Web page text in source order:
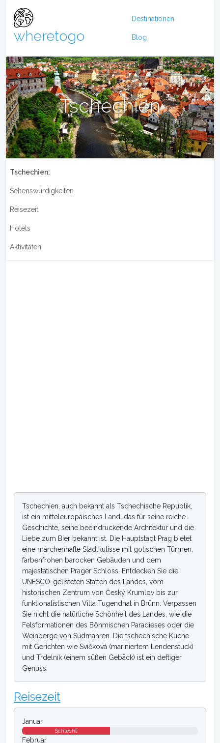
wheretogo
Destinationen
Blog
Tschechien
Tschechien:
Sehenswürdigkeiten
Reisezeit
Hotels
Aktivitäten
Tschechien, auch bekannt als Tschechische Republik,
ist ein mitteleuropäisches Land, das für seine reiche
Geschichte, seine beeindruckende Architektur und die
Liebe zum Bier bekannt ist. Die Hauptstadt Prag bietet
eine märchenhafte Stadtkulisse mit gotischen Türmen,
farbenfrohen barocken Gebäuden und dem
majestätischen Prager Schloss. Entdecken Sie die
UNESCO-gelisteten Stätten des Landes, vom
historischen Zentrum von Český Krumlov bis zur
funktionalistischen Villa Tugendhat in Brünn. Verpassen
Sie nicht die natürliche Schönheit des Landes, wie die
Felsformationen des Böhmischen Paradieses oder die
Weinberge von Südmähren. Die tschechische Küche
mit Gerichten wie Svíčková (mariniertem Lendenstück)
und Trdelník (einem süßen Gebäck) ist ein deftiger
Genuss.
Reisezeit
Januar
Schlecht
Februar